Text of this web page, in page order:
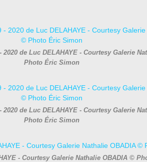
de Luc DELAHAYE - Courtesy Galerie
Photo Éric Simon
de Luc DELAHAYE - Courtesy Galerie
Photo Éric Simon
- Courtesy Galerie Nathalie OBADIA ©